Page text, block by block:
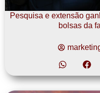
Pesquisa e extensão
bolsas da